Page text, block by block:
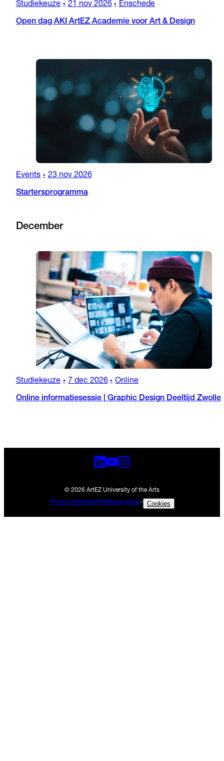
Studiekeuze • 21 nov 2026 • Enschede
Open dag AKI ArtEZ Academie voor Art & Design
Events • 23 nov 2026
Startersprogramma
December
Studiekeuze • 7 dec 2026 • Online
Online informatiesessie | Graphic Design Deeltijd Zwolle
© 2026 ArtEZ University of the Arts
Privacy statementFeedback geven- Cookies